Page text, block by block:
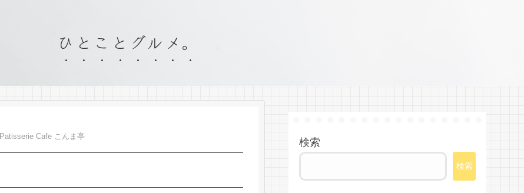
ひとことグルメ。
Patisserie Cafe こんま亭
検索
検索